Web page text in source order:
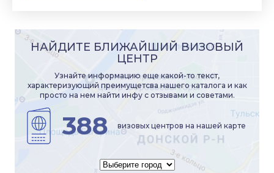
НАЙДИТЕ БЛИЖАЙШИЙ ВИЗОВЫЙ
ЦЕНТР
Узнайте информацию еще какой-то текст,
характеризующий преимущетсва нашего каталога и как
просто на нем найти инфу с отзывами и советами.
388 визовых центров на нашей карте